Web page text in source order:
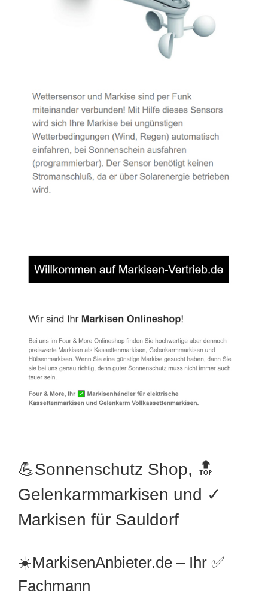
💪Sonnenschutz Shop, 🔝
Gelenkarmmarkisen und ✓
Markisen für Sauldorf
☀️MarkisenAnbieter.de – Ihr ✅
Fachmann